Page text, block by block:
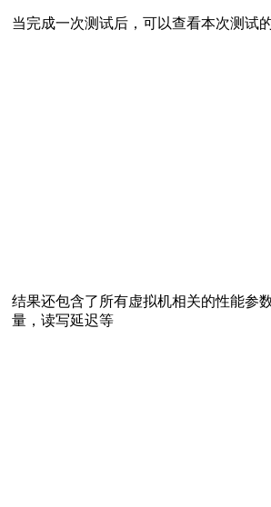
当完成一次测试后，可以查看本次测试
结果还包含了所有虚拟机相关的性能参
量，读写延迟等